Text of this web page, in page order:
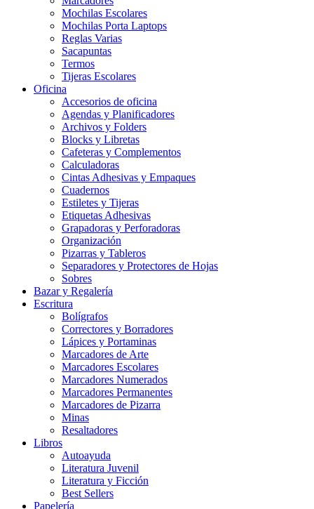
Mochilas Escolares
Mochilas Porta Laptops
Reglas Varias
Sacapuntas
Termos
Tijeras Escolares
Oficina
Accesorios de oficina
Agendas y Planificadores
Archivos y Folders
Blocks y Libretas
Cafeteras y Complementos
Calculadoras
Cintas Adhesivas y Empaques
Cuadernos
Estiletes y Tijeras
Etiquetas Adhesivas
Grapadoras y Perforadoras
Organización
Pizarras y Tableros
Separadores y Protectores de Hojas
Sobres
Bazar y Regalería
Escritura
Bolígrafos
Correctores y Borradores
Lápices y Portaminas
Marcadores de Arte
Marcadores Escolares
Marcadores Numerados
Marcadores Permanentes
Marcadores de Pizarra
Minas
Resaltadores
Libros
Autoayuda
Literatura Juvenil
Literatura y Ficción
Best Sellers
Papelería